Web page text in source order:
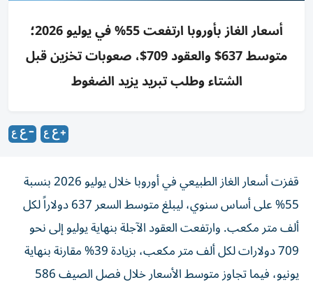
أسعار الغاز بأوروبا ارتفعت 55% في يوليو 2026؛
متوسط 637$ والعقود 709$، صعوبات تخزين قبل
الشتاء وطلب تبريد يزيد الضغوط
قفزت أسعار الغاز الطبيعي في أوروبا خلال يوليو 2026 بنسبة
55% على أساس سنوي، ليبلغ متوسط السعر 637 دولاراً لكل
ألف متر مكعب. وارتفعت العقود الآجلة بنهاية يوليو إلى نحو
709 دولارات لكل ألف متر مكعب، بزيادة 39% مقارنة بنهاية
يونيو، فيما تجاوز متوسط الأسعار خلال فصل الصيف 586